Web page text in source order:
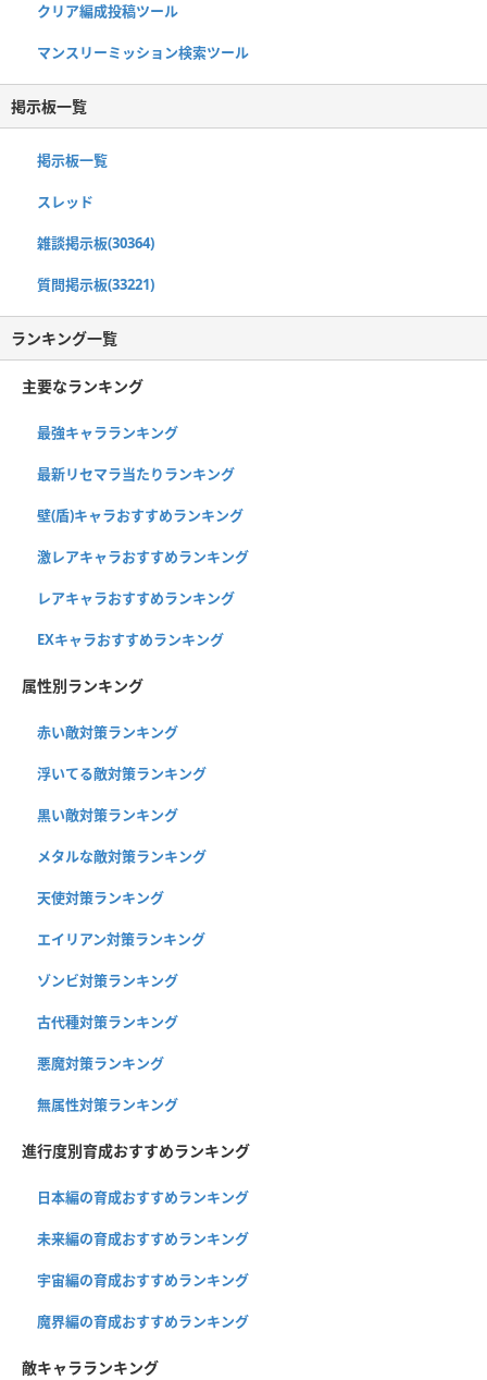
クリア編成投稿ツール
マンスリーミッション検索ツール
掲示板一覧
掲示板一覧
スレッド
雑談掲示板(30364)
質問掲示板(33221)
ランキング一覧
主要なランキング
最強キャラランキング
最新リセマラ当たりランキング
壁(盾)キャラおすすめランキング
激レアキャラおすすめランキング
レアキャラおすすめランキング
EXキャラおすすめランキング
属性別ランキング
赤い敵対策ランキング
浮いてる敵対策ランキング
黒い敵対策ランキング
メタルな敵対策ランキング
天使対策ランキング
エイリアン対策ランキング
ゾンビ対策ランキング
古代種対策ランキング
悪魔対策ランキング
無属性対策ランキング
進行度別育成おすすめランキング
日本編の育成おすすめランキング
未来編の育成おすすめランキング
宇宙編の育成おすすめランキング
魔界編の育成おすすめランキング
敵キャラランキング